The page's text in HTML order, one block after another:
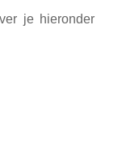
je hieronder